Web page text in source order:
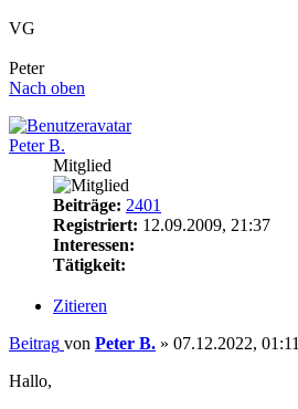
VG
Peter
Nach oben
Peter B.
Mitglied
Beiträge: 2401
Registriert: 12.09.2009, 21:37
Interessen:
Tätigkeit:
Zitieren
Beitrag von Peter B. » 07.12.2022, 01:11
Hallo,